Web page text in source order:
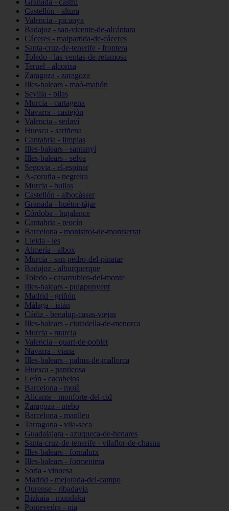
Granada - castril
Castellón - altura
Valencia - picanya
Badajoz - san-vicente-de-alcántara
Cáceres - malpartida-de-cáceres
Santa-cruz-de-tenerife - frontera
Toledo - las-ventas-de-retamosa
Teruel - alcorisa
Zaragoza - zaragoza
Illes-balears - maó-mahón
Sevilla - pilas
Murcia - cartagena
Navarra - castejón
Valencia - sedaví
Huesca - sariñena
Cantabria - limpias
Illes-balears - santanyí
Illes-balears - selva
Segovia - el-espinar
A-coruña - negreira
Murcia - bullas
Castellón - albocàsser
Granada - huétor-tájar
Córdoba - bujalance
Cantabria - reocín
Barcelona - monistrol-de-montserrat
Lleida - les
Almería - albox
Murcia - san-pedro-del-pinatar
Badajoz - alburquerque
Toledo - casarrubios-del-monte
Illes-balears - puigpunyent
Madrid - griñón
Málaga - istán
Cádiz - benalup-casas-viejas
Illes-balears - ciutadella-de-menorca
Murcia - murcia
Valencia - quart-de-poblet
Navarra - viana
Illes-balears - palma-de-mallorca
Huesca - panticosa
León - cacabelos
Barcelona - moià
Alicante - monforte-del-cid
Zaragoza - utebo
Barcelona - manlleu
Tarragona - vila-seca
Guadalajara - azuqueca-de-henares
Santa-cruz-de-tenerife - vilaflor-de-chasna
Illes-balears - fornalutx
Illes-balears - formentera
Soria - vinuesa
Madrid - mejorada-del-campo
Ourense - ribadavia
Bizkaia - mundaka
Pontevedra - oia